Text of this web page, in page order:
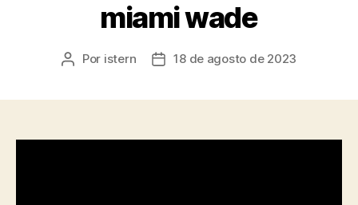
miami wade
Autor
Por istern
Fecha18 de agosto de 2023